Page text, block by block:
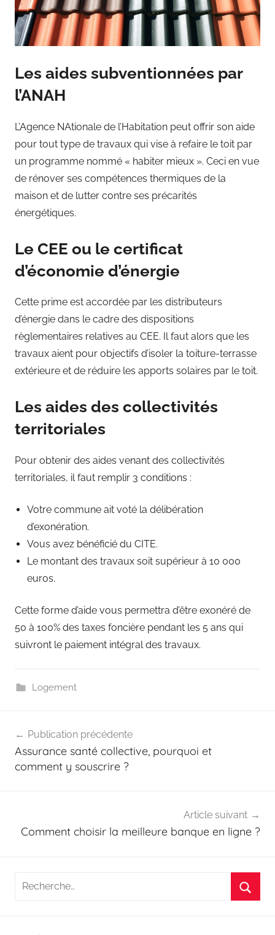
Les aides subventionnées par
l’ANAH
L’Agence NAtionale de l’Habitation peut offrir son aide
pour tout type de travaux qui vise à refaire le toit par
un programme nommé « habiter mieux ». Ceci en vue
de rénover ses compétences thermiques de la
maison et de lutter contre ses précarités
énergétiques.
Le CEE ou le certificat
d’économie d’énergie
Cette prime est accordée par les distributeurs
d’énergie dans le cadre des dispositions
règlementaires relatives au CEE. Il faut alors que les
travaux aient pour objectifs d’isoler la toiture-terrasse
extérieure et de réduire les apports solaires par le toit.
Les aides des collectivités
territoriales
Pour obtenir des aides venant des collectivités
territoriales, il faut remplir 3 conditions :
Votre commune ait voté la délibération
d’exonération.
Vous avez bénéficié du CITE.
Le montant des travaux soit supérieur à 10 000
euros.
Cette forme d’aide vous permettra d’être exonéré de
50 à 100% des taxes foncière pendant les 5 ans qui
suivront le paiement intégral des travaux.
Logement
de
l’article
Publication précédente
Assurance santé collective, pourquoi et
comment y souscrire ?
Article suivant
Comment choisir la meilleure banque en ligne ?
Recherche